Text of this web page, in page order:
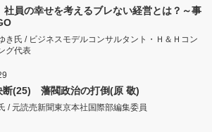
員の幸せを考えるブレない経営とは？～事
き氏 / ビジネスモデルコンサルタント・Ｈ＆Ｈコン
グ代表
断(25) 藩閥政治の打倒(原 敬)
/ 元読売新聞東京本社国際部編集委員